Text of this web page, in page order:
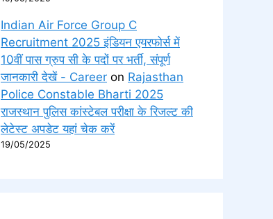
Indian Air Force Group C
Recruitment 2025 इंडियन एयरफोर्स में
10वीं पास ग्रुप सी के पदों पर भर्ती, संपूर्ण
जानकारी देखें - Career on Rajasthan
Police Constable Bharti 2025
राजस्थान पुलिस कांस्टेबल परीक्षा के रिजल्ट की
लेटेस्ट अपडेट यहां चेक करें
19/05/2025